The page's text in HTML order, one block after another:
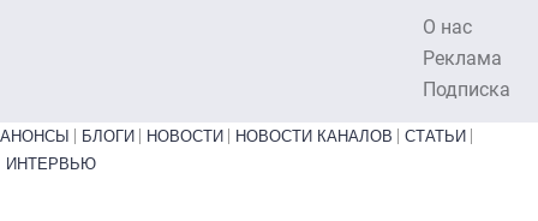
О нас
Реклама
Подписка
Primary links bottom
АНОНСЫ БЛОГИ НОВОСТИ НОВОСТИ КАНАЛОВ
СТАТЬИ
ИНТЕРВЬЮ